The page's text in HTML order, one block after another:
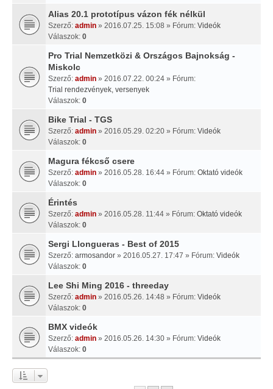
Alias 20.1 prototípus vázon fék nélkül
Szerző: admin » 2016.07.25. 15:08 » Fórum: Videók
Válaszok: 0
Pro Trial Nemzetközi & Országos Bajnokság -
Miskolc
Szerző: admin » 2016.07.22. 00:24 » Fórum:
Trial rendezvények, versenyek
Válaszok: 0
Bike Trial - TGS
Szerző: admin » 2016.05.29. 02:20 » Fórum: Videók
Válaszok: 0
Magura fékcső csere
Szerző: admin » 2016.05.28. 16:44 » Fórum: Oktató videók
Válaszok: 0
Érintés
Szerző: admin » 2016.05.28. 11:44 » Fórum: Oktató videók
Válaszok: 0
Sergi Llongueras - Best of 2015
Szerző: armosandor » 2016.05.27. 17:47 » Fórum: Videók
Válaszok: 0
Lee Shi Ming 2016 - threeday
Szerző: admin » 2016.05.26. 14:48 » Fórum: Videók
Válaszok: 0
BMX videók
Szerző: admin » 2016.05.26. 14:30 » Fórum: Videók
Válaszok: 0